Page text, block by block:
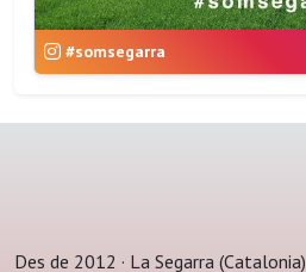
#somsegarra
Des de 2012 · La Segarra (Catalonia)